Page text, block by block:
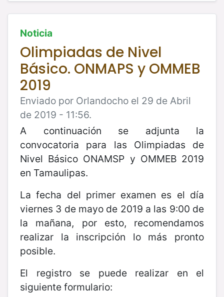
Noticia
Olimpiadas de Nivel
Básico. ONMAPS y OMMEB
2019
Enviado por Orlandocho el 29 de Abril
de 2019 - 11:56.
A continuación se adjunta la
convocatoria para las Olimpiadas de
Nivel Básico ONAMSP y OMMEB 2019
en Tamaulipas.
La fecha del primer examen es el día
viernes 3 de mayo de 2019 a las 9:00 de
la mañana, por esto, recomendamos
realizar la inscripción lo más pronto
posible.
El registro se puede realizar en el
siguiente formulario: